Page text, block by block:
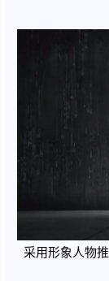
采用形象人物